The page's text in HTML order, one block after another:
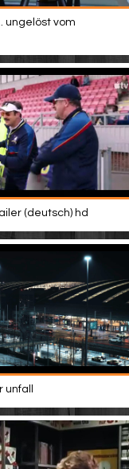
ungelöst vom
(deutsch) hd